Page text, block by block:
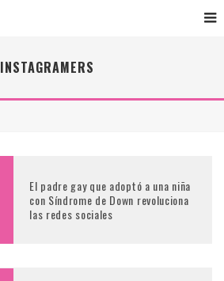
INSTAGRAMERS
El padre gay que adoptó a una niña
con Síndrome de Down revoluciona
las redes sociales